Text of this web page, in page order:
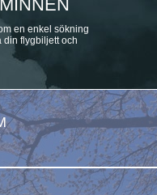
en enkel sökning
din flygbiljett och